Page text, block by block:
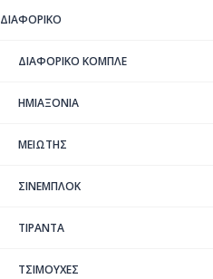
ΔΙΑΦΟΡΙΚΟ
ΔΙΑΦΟΡΙΚΟ ΚΟΜΠΛΕ
ΗΜΙΑΞΟΝΙΑ
ΜΕΙΩΤΗΣ
ΣΙΝΕΜΠΛΟΚ
ΤΙΡΑΝΤΑ
ΤΣΙΜΟΥΧΕΣ